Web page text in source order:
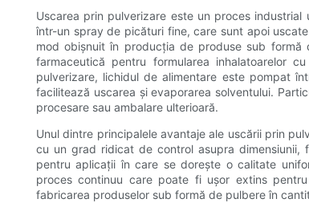
Uscarea prin pulverizare este un proces
într-un spray de picături fine, care sunt apoi
mod obișnuit în producția de produse sub
farmaceutică pentru formularea inhalatoarelor
pulverizare, lichidul de alimentare este pompat
facilitează uscarea și evaporarea solventului.
procesare sau ambalare ulterioară.
Unul dintre principalele avantaje ale uscării prin
cu un grad ridicat de control asupra
pentru aplicații în care se dorește o calitate
proces continuu care poate fi ușor extins
fabricarea produselor sub formă de pulbere în